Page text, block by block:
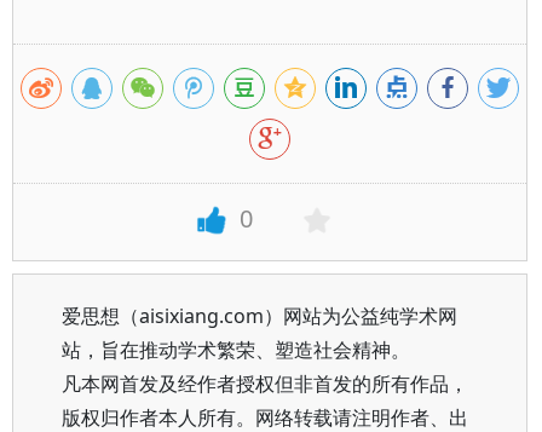
0
爱思想（aisixiang.com）网站为公益纯学术网
站，旨在推动学术繁荣、塑造社会精神。
凡本网首发及经作者授权但非首发的所有作品，
版权归作者本人所有。网络转载请注明作者、出